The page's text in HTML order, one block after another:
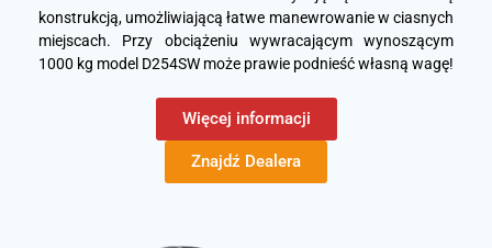
konstrukcją, umożliwiającą łatwe manewrowanie w ciasnych
miejscach. Przy obciążeniu wywracającym wynoszącym
1000 kg model D254SW może prawie podnieść własną wagę!
Więcej informacji
Znajdź Dealera